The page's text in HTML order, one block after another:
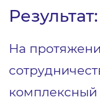
Результат:
На
комплексный